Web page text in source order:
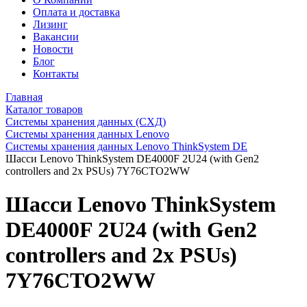
Оплата и доставка
Лизинг
Вакансии
Новости
Блог
Контакты
Главная
Каталог товаров
Системы хранения данных (СХД)
Системы хранения данных Lenovo
Системы хранения данных Lenovo ThinkSystem DE
Шасси Lenovo ThinkSystem DE4000F 2U24 (with Gen2
controllers and 2x PSUs) 7Y76CTO2WW
Шасси Lenovo ThinkSystem
DE4000F 2U24 (with Gen2
controllers and 2x PSUs)
7Y76CTO2WW